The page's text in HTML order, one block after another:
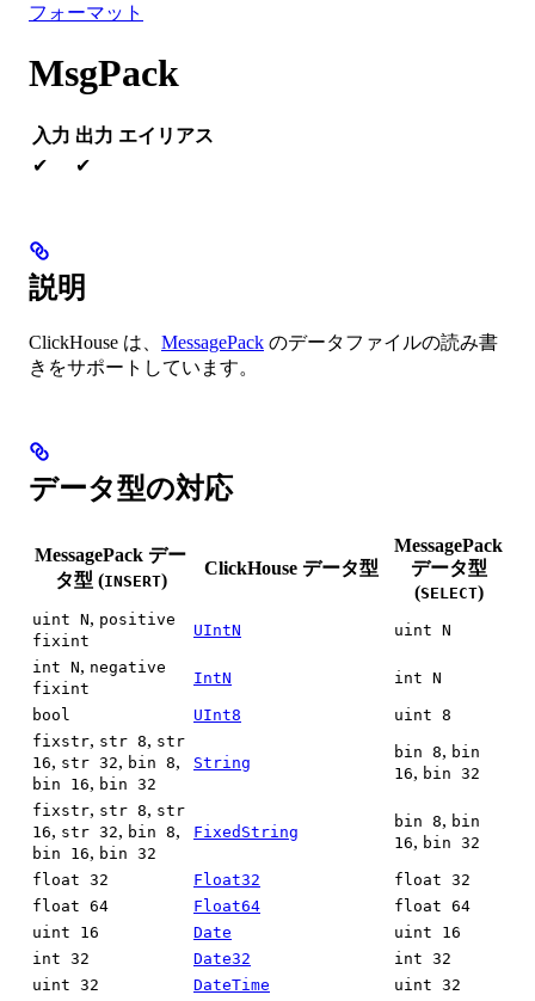
フォーマット
MsgPack
入力 出力 エイリアス
✔
✔
説明
ClickHouse は、 MessagePack のデータファイルの読み書
きをサポートしています。
データ型の対応
MessagePack デー
タ型 (INSERT)
ClickHouse データ型
MessagePack
データ型
(SELECT)
uint N, positive
fixint
UIntN uint N
int N, negative
fixint
IntN int N
bool UInt8
uint 8
fixstr, str 8, str
16, str 32, bin 8,
bin 16, bin 32
String
bin 8, bin
16, bin 32
fixstr, str 8, str
16, str 32, bin 8,
bin 16, bin 32
FixedString
bin 8, bin
16, bin 32
float 32 Float32
float 32
float 64
Float64
float 64
uint 16
Date
uint 16
int 32
Date32
int 32
uint 32
DateTime
uint 32